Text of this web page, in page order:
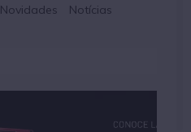
Novidades
Notícias